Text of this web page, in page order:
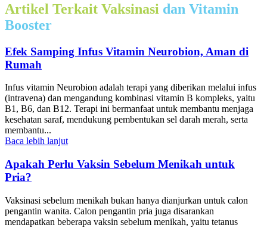
Artikel Terkait Vaksinasi dan Vitamin
Booster
Efek Samping Infus Vitamin Neurobion, Aman di
Rumah
Infus vitamin Neurobion adalah terapi yang diberikan melalui infus
(intravena) dan mengandung kombinasi vitamin B kompleks, yaitu
B1, B6, dan B12. Terapi ini bermanfaat untuk membantu menjaga
kesehatan saraf, mendukung pembentukan sel darah merah, serta
membantu...
Baca lebih lanjut
Apakah Perlu Vaksin Sebelum Menikah untuk
Pria?
Vaksinasi sebelum menikah bukan hanya dianjurkan untuk calon
pengantin wanita. Calon pengantin pria juga disarankan
mendapatkan beberapa vaksin sebelum menikah, yaitu tetanus